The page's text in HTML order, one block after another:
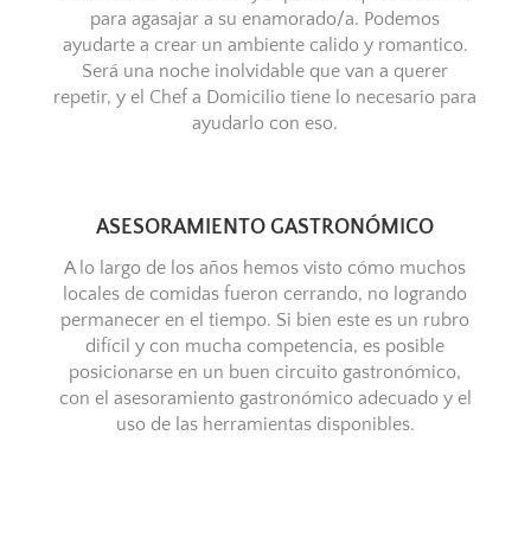
para agasajar a su enamorado/a. Podemos
ayudarte a crear un ambiente calido y romantico.
Será una noche inolvidable que van a querer
repetir, y el Chef a Domicilio tiene lo necesario para
ayudarlo con eso.
ASESORAMIENTO GASTRONÓMICO
A lo largo de los años hemos visto cómo muchos
locales de comidas fueron cerrando, no logrando
permanecer en el tiempo. Si bien este es un rubro
difícil y con mucha competencia, es posible
posicionarse en un buen circuito gastronómico,
con el asesoramiento gastronómico adecuado y el
uso de las herramientas disponibles.